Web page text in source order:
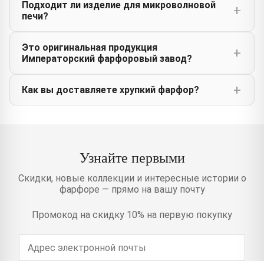
Подходит ли изделие для микроволновой
печи?
Это оригинальная продукция
Императорский фарфоровый завод?
Как вы доставляете хрупкий фарфор?
Узнайте первыми
Скидки, новые коллекции и интересные истории о
фарфоре — прямо на вашу почту
Промокод на скидку 10% на первую покупку